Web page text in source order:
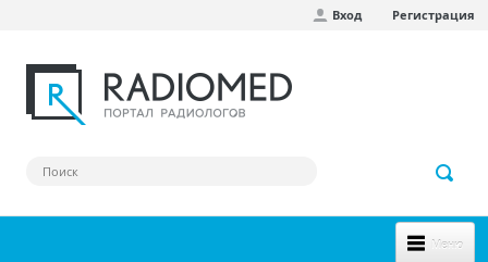
Вход Регистрация
Меню